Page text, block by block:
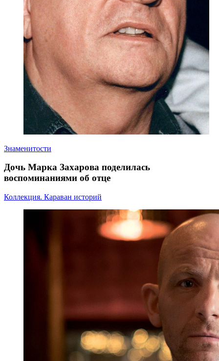
Знаменитости
Дочь Марка Захарова поделилась
воспоминаниями об отце
Коллекция. Караван историй